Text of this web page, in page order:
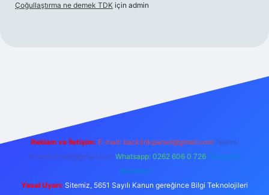
Çoğullaştırma ne demek TDK için admin
Reklam ve İletişim: E-mail: backlinkpaneli@gmail.com Teams:
forumhizmeti@gmail.com Whatsapp: 0262 606 0 726 Telegram:
@karabul
Yasal Uyarı: Sitemiz, 5651 Sayılı Kanun gereğince Bilgi Teknolojileri